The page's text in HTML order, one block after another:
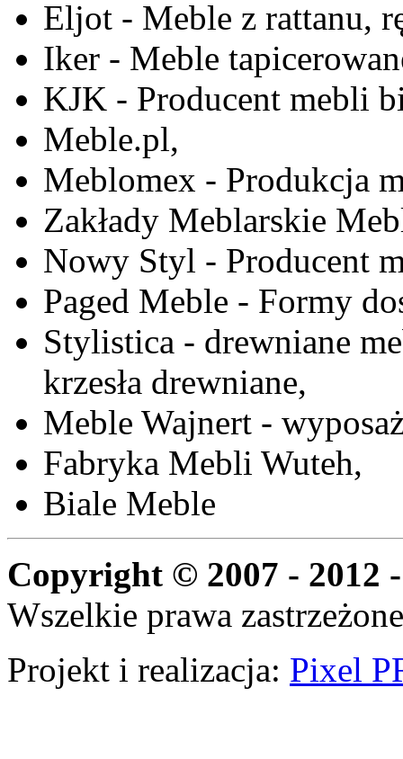
Eljot - Meble z rattanu,
Iker - Meble
KJK - Producent mebli
Meble.pl,
Meblomex - Produkcja
Zakłady Meblarskie
Nowy Styl - Producent
Paged Meble - Formy
Stylistica - drewniane
krzesła drewniane,
Meble Wajnert -
Fabryka Mebli Wuteh,
Biale Meble
Copyright © 2007 - 2012
Wszelkie prawa
Projekt i realizacja: Pixel